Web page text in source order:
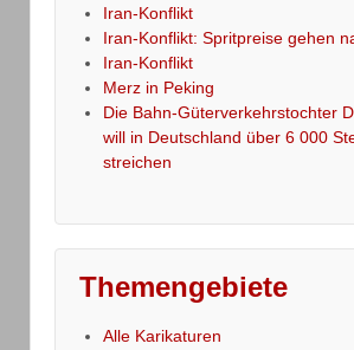
Iran-Konflikt
Iran-Konflikt: Spritpreise gehen
Iran-Konflikt
Merz in Peking
Die Bahn-Güterverkehrstochter
will in Deutschland über 6 000
streichen
Themengebiete
Alle Karikaturen